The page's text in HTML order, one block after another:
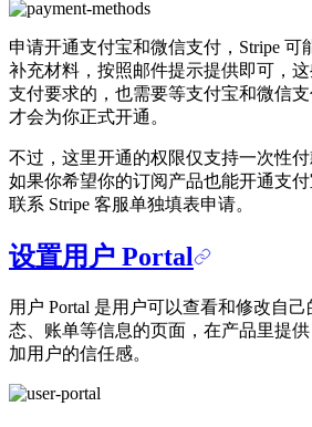
申请开通支付宝和微信支付，Stripe 可
补充材料，按照邮件提示提供即可，
支付要求的，也需要等支付宝和微信
才会为你正式开通。
不过，这里开通的权限仅支持一次性付
如果你希望你的订阅产品也能开通支
联系 Stripe 客服单独填表申请。
设置用户 Portal
用户 Portal 是用户可以查看和修改自
态、账单等信息的页面，在产品里提
加用户的信任感。